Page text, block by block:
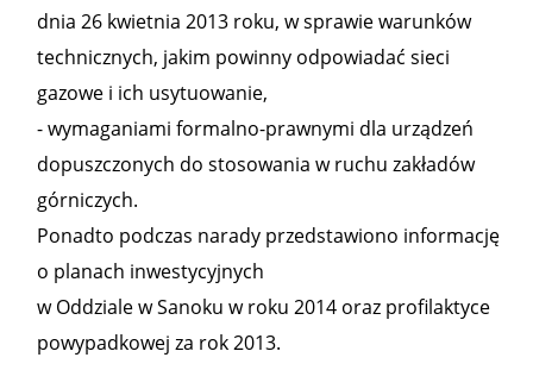
dnia 26 kwietnia 2013 roku, w sprawie warunków
technicznych, jakim powinny odpowiadać sieci
gazowe i ich usytuowanie,
- wymaganiami formalno-prawnymi dla urządzeń
dopuszczonych do stosowania w ruchu zakładów
górniczych.
Ponadto podczas narady przedstawiono informację
o planach inwestycyjnych
w Oddziale w Sanoku w roku 2014 oraz profilaktyce
powypadkowej za rok 2013.